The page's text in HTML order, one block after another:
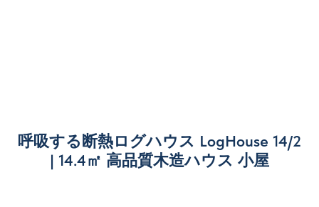
呼吸する断熱ログハウス LogHouse 14/2
| 14.4㎡ 高品質木造ハウス 小屋